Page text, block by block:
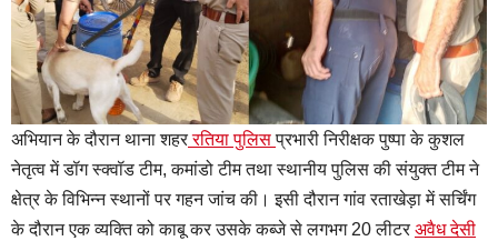
अभियान के दौरान थाना शहररतिया पुलिसप्रभारी निरीक्षक पुष्पा के कुशल
नेतृत्व में डॉग स्क्वॉड टीम, कमांडो टीम तथा स्थानीय पुलिस की संयुक्त टीम ने
क्षेत्र के विभिन्न स्थानों पर गहन जांच की। इसी दौरान गांव रताखेड़ा में सर्चिंग
के दौरान एक व्यक्ति को काबू कर उसके कब्जे से लगभग 20 लीटर अवैध देसी